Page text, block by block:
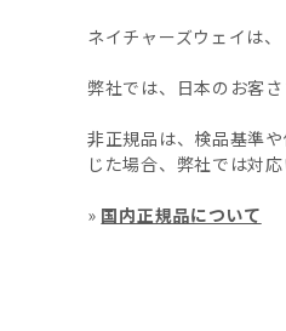
ネイチャーズウェイは
弊社では、日本のお客
非正規品は、検品基準
じた場合、弊社では対
» 国内正規品について